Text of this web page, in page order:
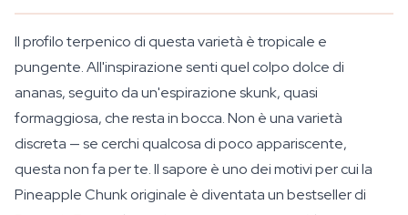
Il profilo terpenico di questa varietà è tropicale e
pungente. All'inspirazione senti quel colpo dolce di
ananas, seguito da un'espirazione skunk, quasi
formaggiosa, che resta in bocca. Non è una varietà
discreta — se cerchi qualcosa di poco appariscente,
questa non fa per te. Il sapore è uno dei motivi per cui la
Pineapple Chunk originale è diventata un bestseller di